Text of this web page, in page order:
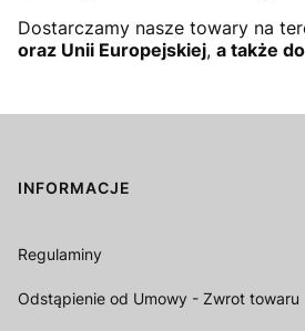
Dostarczamy nasze towary na
oraz Unii Europejskiej, a także
Linki w stopce
INFORMACJE
Regulaminy
Odstąpienie od Umowy - Zwrot towaru